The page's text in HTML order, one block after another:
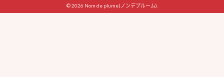
© 2026 Nom de plume(ノンデプルーム).